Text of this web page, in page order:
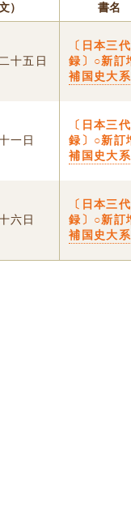
） 書名
十五日
〔日本三
録〕○新訂
補国史大系
一日
〔日本三
録〕○新訂
補国史大系
六日
〔日本三
録〕○新訂
補国史大系